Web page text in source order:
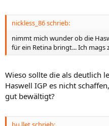
nickless_86 schrieb:
nimmt mich wunder ob die
für ein Retina bringt... Ich mags
Wieso sollte die als deutlich
Haswell IGP es nicht
gut bewältigt?